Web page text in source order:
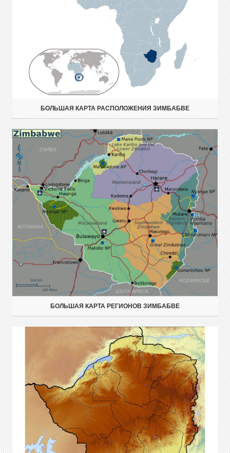
БОЛЬШАЯ КАРТА РАСПОЛОЖЕНИЯ ЗИМБАБВЕ
БОЛЬШАЯ КАРТА РЕГИОНОВ ЗИМБАБВЕ